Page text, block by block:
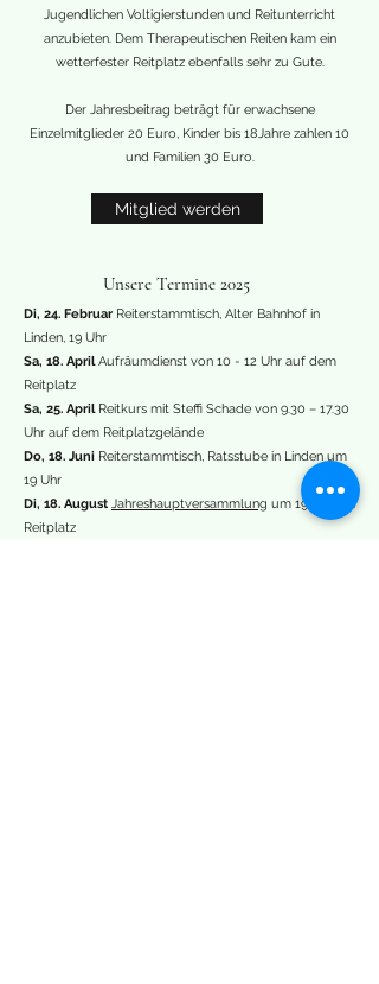
Jugendlichen Voltigierstunden und Reitunterricht
anzubieten. Dem Therapeutischen Reiten kam ein
wetterfester Reitplatz ebenfalls sehr zu Gute.
Der Jahresbeitrag beträgt für erwachsene
Einzelmitglieder 20 Euro, Kinder bis 18Jahre zahlen 10
und Familien 30 Euro.
Mitglied werden
Unsere Termine 2025
Di, 24. Februar Reiterstammtisch, Alter Bahnhof in
Linden, 19 Uhr
Sa, 18. AprilAufräumdienst von 10 - 12 Uhr auf dem
Reitplatz
Sa, 25. AprilReitkurs mit Steffi Schade von 9.30 – 17.30
Uhr auf dem Reitplatzgelände
Do, 18. Juni Reiterstammtisch, Ratsstube in Linden um
19 Uhr
Di, 18. August Jahreshauptversammlung um 19 Uhr am
Reitplatz